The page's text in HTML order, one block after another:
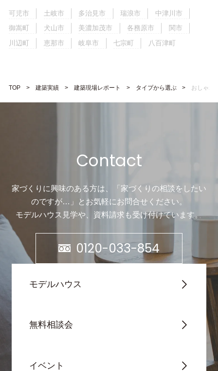
可児市 土岐市 多治見市 瑞浪市
中津川市
御嵩町
犬山市 美濃加茂市 各務原市
関市
川辺町
恵那市 岐阜市 七宗町 八百津町
TOP 建築実績 建築現場レポート タイプから選ぶ おしゃれ
Contact
家づくりに興味のある方は、「家づくりの相談をしたい
のですが…」と お気軽にお問合せください。
モデルハウス見学や、資料請求も受け付けています。
0120-033-854
モデルハウス
無料相談会
イベント